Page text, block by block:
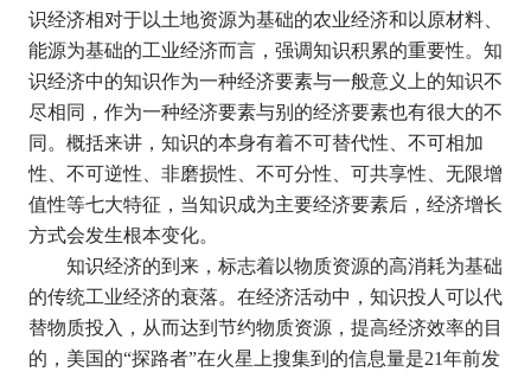
识经济相对于以土地资源为基础的农业经济和以原材料、
能源为基础的工业经济而言，强调知识积累的重要性。知
识经济中的知识作为一种经济要素与一般意义上的知识不
尽相同，作为一种经济要素与别的经济要素也有很大的不
同。概括来讲，知识的本身有着不可替代性、不可相加
性、不可逆性、非磨损性、不可分性、可共享性、无限增
值性等七大特征，当知识成为主要经济要素后，经济增长
方式会发生根本变化。
知识经济的到来，标志着以物质资源的高消耗为基础
的传统工业经济的衰落。在经济活动中，知识投人可以代
替物质投入，从而达到节约物质资源，提高经济效率的目
的，美国的“探路者”在火星上搜集到的信息量是21年前发